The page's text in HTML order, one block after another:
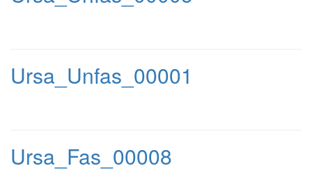
Ursa_Unfas_00001
Ursa_Fas_00008